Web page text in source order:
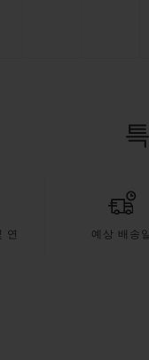
연 예상 배송일